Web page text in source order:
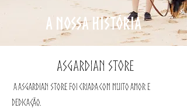
A Nossa história
Asgardian Store
A Asgardian Store foi criada com muito amor e
dedicação.